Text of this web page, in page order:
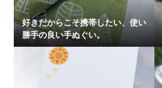
好きだからこそ携帯したい、使い
勝手の良い手ぬぐい。